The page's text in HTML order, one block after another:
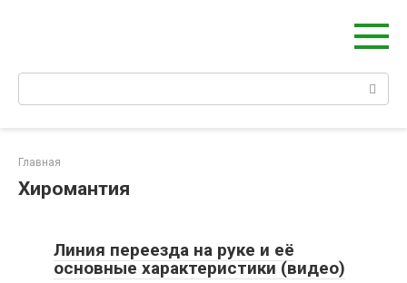
Главная
Хиромантия
Линия переезда на руке и её
основные характеристики (видео)